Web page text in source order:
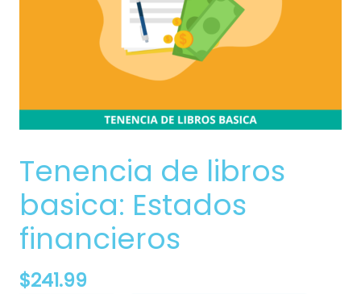
Tenencia de libros
basica: Estados
financieros
$241.99